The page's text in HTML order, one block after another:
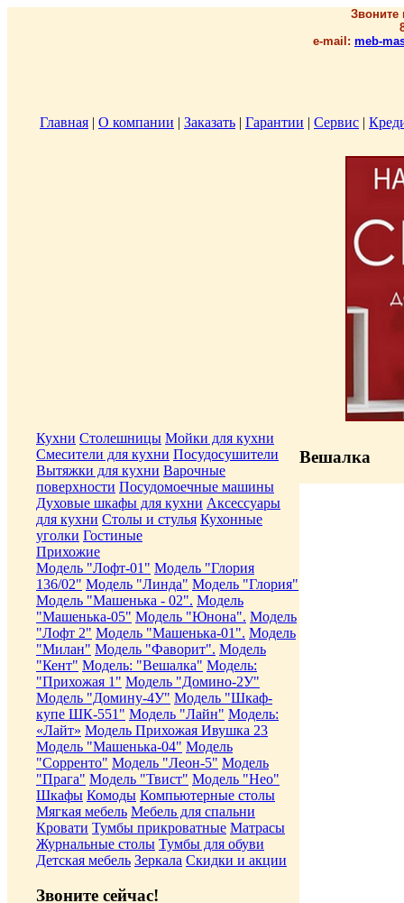
Звоните
e-mail: meb-
Главная | О компании | Заказать | Гарантии | Сервис |
Кухни Столешницы Мойки для кухни
Смесители для кухни Посудосушители
Вытяжки для кухни Варочные
поверхности Посудомоечные машины
Духовые шкафы для кухни Аксессуары
для кухни Столы и стулья Кухонные
уголки Гостиные
Прихожие
Модель "Лофт-01" Модель "Глория
136/02" Модель "Линда" Модель "Глория"
Модель "Машенька - 02". Модель
"Машенька-05" Модель "Юнона". Модель
"Лофт 2" Модель "Машенька-01". Модель
"Милан" Модель "Фаворит". Модель
"Кент" Модель: "Вешалка" Модель:
"Прихожая 1" Модель "Домино-2У"
Модель "Домину-4У" Модель "Шкаф-
купе ШК-551" Модель "Лайн" Модель:
«Лайт» Модель Прихожая Ивушка 23
Модель "Машенька-04" Модель
"Сорренто" Модель "Леон-5" Модель
"Прага" Модель "Твист" Модель "Нео"
Шкафы Комоды Компьютерные столы
Мягкая мебель Мебель для спальни
Кровати Тумбы прикроватные Матрасы
Журнальные столы Тумбы для обуви
Детская мебель Зеркала Скидки и акции
Звоните сейчас!
Вешалка